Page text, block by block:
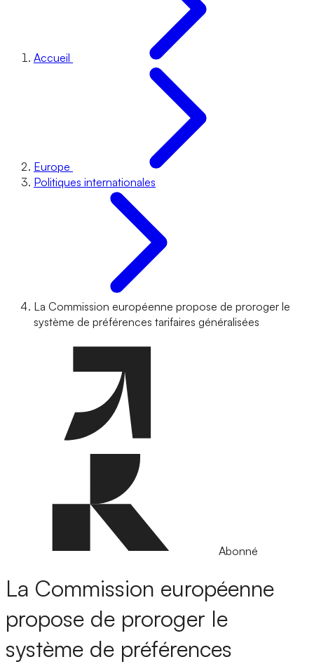
Accueil
Europe
Politiques internationales
La Commission européenne propose de proroger le
système de préférences tarifaires généralisées
Abonné
La Commission européenne
propose de proroger le
système de préférences